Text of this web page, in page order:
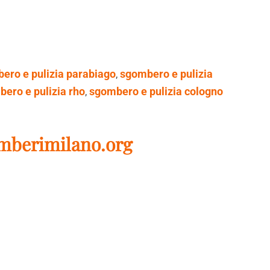
e pulizia parabiago,sgombero e pulizia
e pulizia rho,sgombero e pulizia cologno